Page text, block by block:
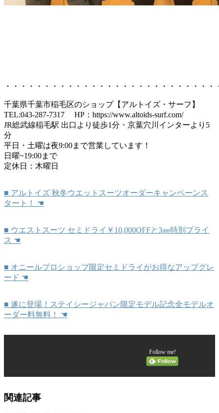
・・・・・・・・・・・・・・・・・・・・・・・・・・
千葉県千葉市稲毛区のショップ【アルトイズ・サーフ】
TEL:043-287-7317 HP：https://www.altoids-surf.com/
JR総武線稲毛駅 出口より徒歩1分・京葉穴川インターより5
分
平日・土曜は夜9:00まで営業しています！
日曜~19:00まで
定休日：木曜日
■ アルトイズ 秋冬ウエットスーツオーダーキャンペーンス
タート！
☚
■ ウエストスーツ セミドライ￥10,000OFFと3㎜特別プライ
ス ☚
■ オニールプロショップ限定セミドライがお得なアップグレ
ード ☚
■ 遂に登場！ステイシージャパン限定モデル記念全モデルオ
ーダー料無料！
☚
Follow me!
関連記事